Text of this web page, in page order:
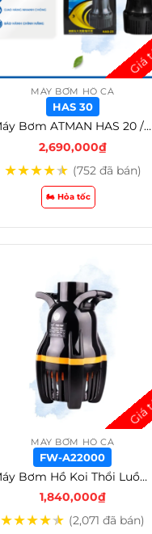
MÁY BƠM HỒ CÁ
HAS 30
Máy Bơm ATMAN HAS 20 / HAS 25 / HAS 30 / HAS 35 MÁY BƠM HỒ CÁ KOI THÁC NƯỚC TẠT ĐỨNG – HAS 30
2,690,000₫
★★★★★ (752 đã bán)
🏍️ Hỏa tốc
MÁY BƠM HỒ CÁ
FW-A22000
Máy Bơm Hồ Koi Thổi Luồng Ebang FW 12000 / 16000 / 22000 / 26000 / 35000 / 40000 / 45000 / 55000 – FW-A22000
1,840,000₫
★★★★★ (2,071 đã bán)